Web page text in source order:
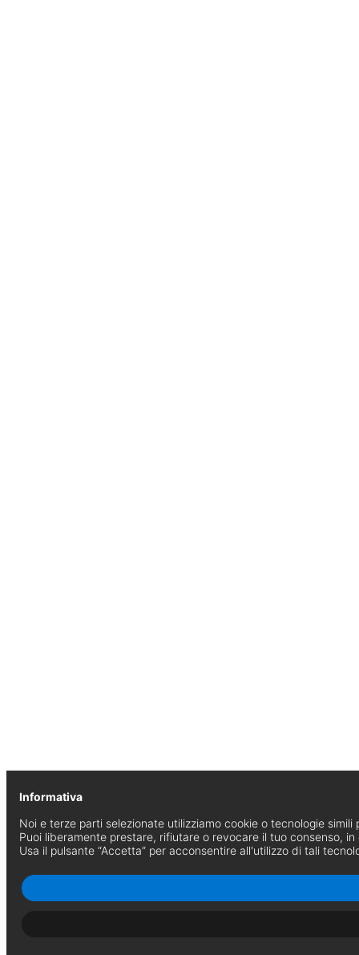
Informativa
Noi e terze parti selezionate utilizziamo cookie o tecnologie
Puoi liberamente prestare, rifiutare o revocare il tuo consenso, in
Usa il pulsante “Accetta” per acconsentire all'utilizzo di tali